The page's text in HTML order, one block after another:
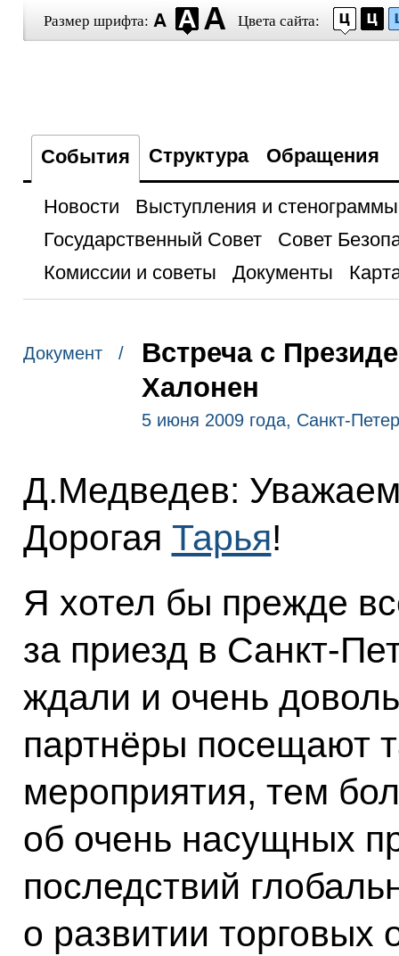
Размер шрифта: Цвета сайта:
События Структура Обращения
Новости
Выступления и стенограммы
Государственный Совет
Совет
Комиссии и советы
Документы
Документ /
Встреча с
Халонен
5 июня 2009 года, Санкт-
Д.Медведев:
Дорогая Тарья!
Я хотел бы прежде
за приезд в Санкт-
ждали и очень
партнёры посещают
мероприятия, тем
об очень насущных
последствий
о развитии